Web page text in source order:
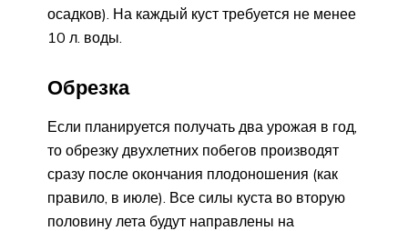
осадков). На каждый куст требуется не менее
10 л. воды.
Обрезка
Если планируется получать два урожая в год,
то обрезку двухлетних побегов производят
сразу после окончания плодоношения (как
правило, в июле). Все силы куста во вторую
половину лета будут направлены на